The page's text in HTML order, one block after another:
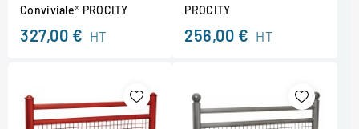
Conviviale® PROCITY
327,00 € HT
PROCITY
256,00 € HT